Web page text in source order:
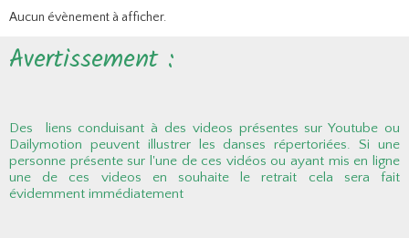
Aucun évènement à afficher.
Avertissement :
Des liens conduisant à des videos présentes sur Youtube ou
Dailymotion peuvent illustrer les danses répertoriées. Si une
personne présente sur l'une de ces vidéos ou ayant mis en ligne
une de ces videos en souhaite le retrait cela sera fait
évidemment immédiatement